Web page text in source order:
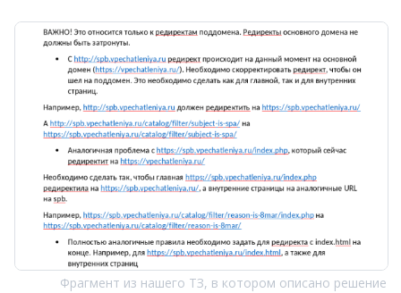
Фрагмент из нашего ТЗ, в котором описано решение